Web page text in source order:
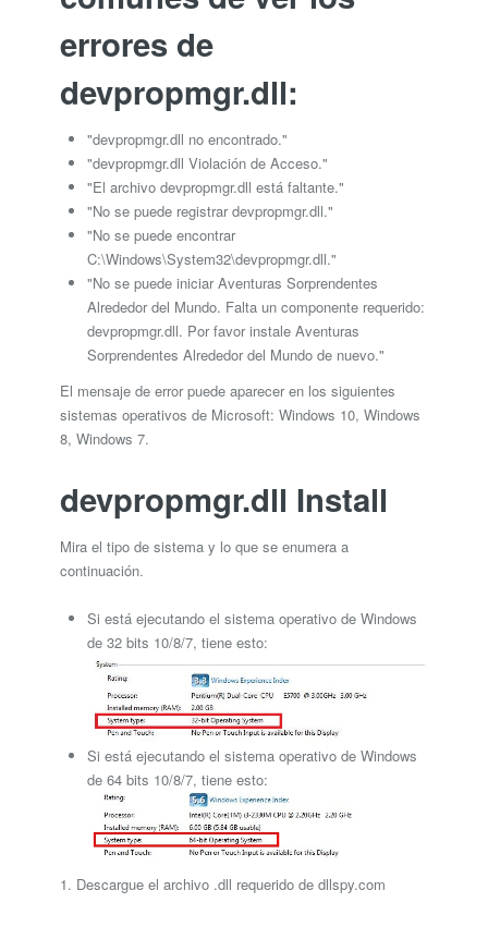
errores de
devpropmgr.dll:
"devpropmgr.dll no encontrado."
"devpropmgr.dll Violación de Acceso."
"El archivo devpropmgr.dll está faltante."
"No se puede registrar devpropmgr.dll."
"No se puede encontrar
C:\Windows\System32\devpropmgr.dll."
"No se puede iniciar Aventuras Sorprendentes
Alrededor del Mundo. Falta un componente requerido:
devpropmgr.dll. Por favor instale Aventuras
Sorprendentes Alrededor del Mundo de nuevo."
El mensaje de error puede aparecer en los siguientes
sistemas operativos de Microsoft: Windows 10, Windows
8, Windows 7.
devpropmgr.dll Install
Mira el tipo de sistema y lo que se enumera a
continuación.
Si está ejecutando el sistema operativo de Windows
de 32 bits 10/8/7, tiene esto:
Si está ejecutando el sistema operativo de Windows
de 64 bits 10/8/7, tiene esto:
1. Descargue el archivo .dll requerido de dllspy.com